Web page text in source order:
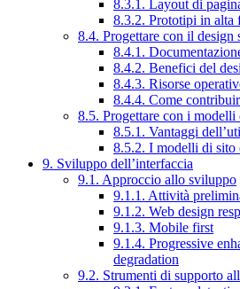
8.3.1. Layout di
8.3.2. Prototipi in alta
8.4. Progettare con il design
8.4.1.
8.4.2. Benefici del
8.4.3. Risorse
8.4.4. Come
8.5. Progettare con i modelli
8.5.1. Vantaggi
8.5.2. I modelli di sito
9. Sviluppo dell’interfaccia
9.1. Approccio allo sviluppo
9.1.1. Attività
9.1.2. Web design
9.1.3. Mobile first
9.1.4. Progressive
degradation
9.2. Strumenti di supporto